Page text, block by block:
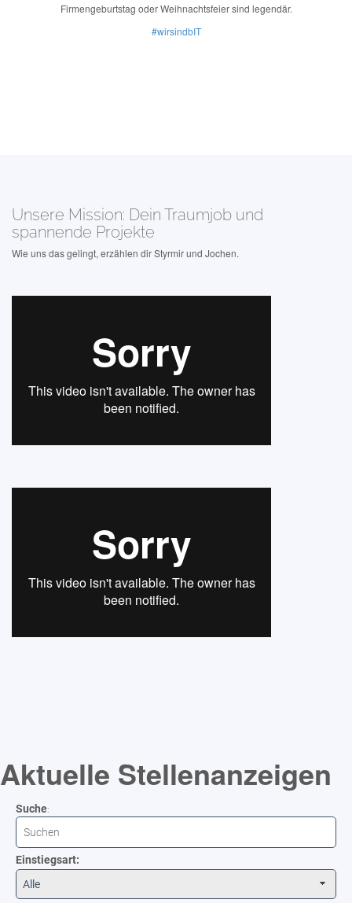
Firmengeburtstag oder Weihnachtsfeier sind legendär.
#wirsindbIT
Unsere Mission: Dein Traumjob und
spannende Projekte
Wie uns das gelingt, erzählen dir Styrmir und Jochen.
Aktuelle Stellenanzeigen
Suche:
Einstiegsart:
Alle